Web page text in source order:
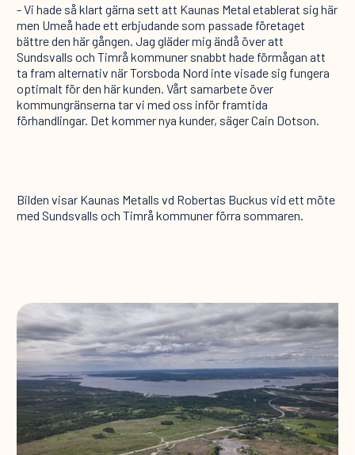
- Vi hade så klart gärna sett att Kaunas Metal etablerat sig här
men Umeå hade ett erbjudande som passade företaget
bättre den här gången. Jag gläder mig ändå över att
Sundsvalls och Timrå kommuner snabbt hade förmågan att
ta fram alternativ när Torsboda Nord inte visade sig fungera
optimalt för den här kunden. Vårt samarbete över
kommungränserna tar vi med oss inför framtida
förhandlingar. Det kommer nya kunder, säger Cain Dotson.
Bilden visar Kaunas Metalls vd Robertas Buckus vid ett möte
med Sundsvalls och Timrå kommuner förra sommaren.